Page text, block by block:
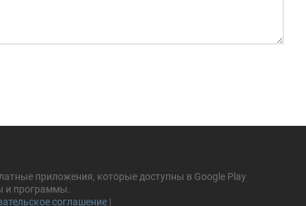
приложения, которые доступны в Google Play
и программы.
соглашение |